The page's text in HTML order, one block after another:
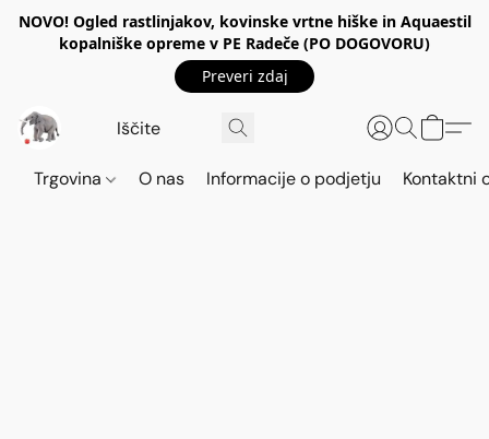
NOVO! Ogled rastlinjakov, kovinske vrtne hiške in Aquaestil
kopalniške opreme v PE Radeče (PO DOGOVORU)
Preveri zdaj
Trgovina O nas Informacije o podjetju Kontaktni